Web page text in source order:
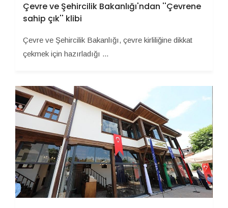
Çevre ve Şehircilik Bakanlığı'ndan ''Çevrene
sahip çık'' klibi
Çevre ve Şehircilik Bakanlığı, çevre kirliliğine dikkat
çekmek için hazırladığı ...